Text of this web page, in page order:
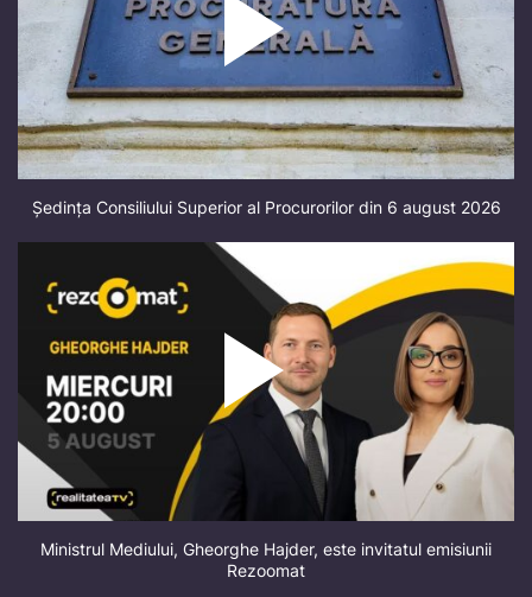
Ședința Consiliului Superior al Procurorilor din 6 august 2026
Ministrul Mediului, Gheorghe Hajder, este invitatul emisiunii
Rezoomat